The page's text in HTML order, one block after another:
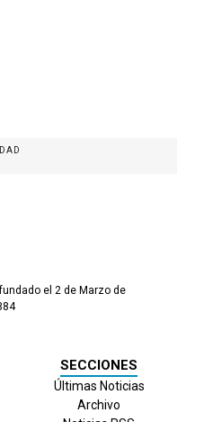
el 2 de Marzo de
SECCIONES
Últimas Noticias
Archivo